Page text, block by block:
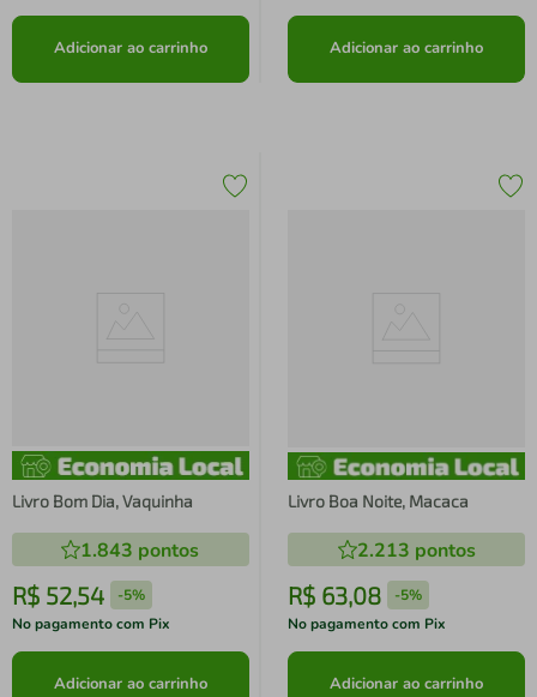
Adicionar ao carrinho Adicionar ao carrinho
Livro Bom Dia, Vaquinha
1.843 pontos
R$ 52,54 -5%
No pagamento com Pix
Adicionar ao carrinho
Livro Boa Noite, Macaca
2.213 pontos
R$ 63,08 -5%
No pagamento com Pix
Adicionar ao carrinho